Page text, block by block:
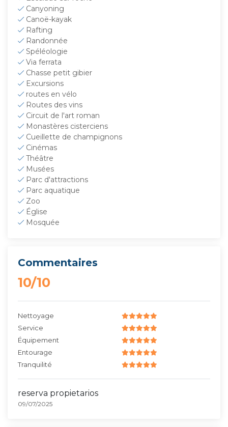
Canyoning
Canoë-kayak
Rafting
Randonnée
Spéléologie
Via ferrata
Chasse petit gibier
Excursions
routes en vélo
Routes des vins
Circuit de l'art roman
Monastères cisterciens
Cueillette de champignons
Cinémas
Théâtre
Musées
Parc d'attractions
Parc aquatique
Zoo
Église
Mosquée
Commentaires
10/10
Nettoyage
Service
Équipement
Entourage
Tranquilité
reserva propietarios
09/07/2025